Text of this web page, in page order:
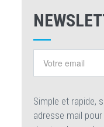
Simple et rapide,
adresse mail